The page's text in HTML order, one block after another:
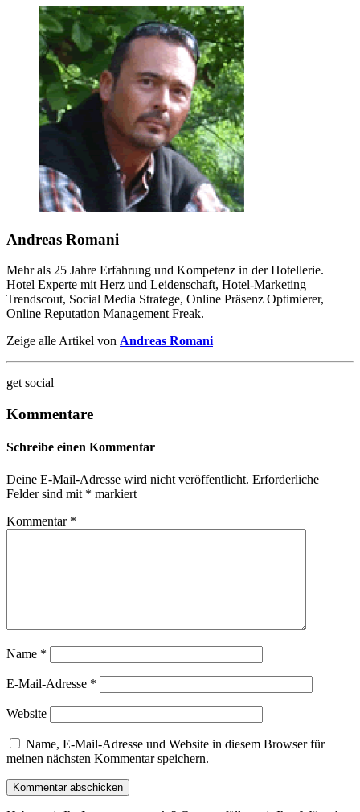
Andreas Romani
Mehr als 25 Jahre Erfahrung und Kompetenz in der Hotellerie.
Hotel Experte mit Herz und Leidenschaft, Hotel-Marketing
Trendscout, Social Media Stratege, Online Präsenz Optimierer,
Online Reputation Management Freak.
Zeige alle Artikel von Andreas Romani
get social
Kommentare
Schreibe einen Kommentar
Deine E-Mail-Adresse wird nicht veröffentlicht. Erforderliche
Felder sind mit * markiert
Kommentar *
Name *
E-Mail-Adresse *
Website
Name, E-Mail-Adresse und Website in diesem Browser für
meinen nächsten Kommentar speichern.